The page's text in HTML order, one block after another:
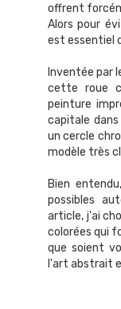
offrent
Alors pour
est essentiel
Inventée par
cette roue
peinture
capitale
un cercle
modèle très
Bien
possibles
article, j'ai
colorées qui
que soient
l'art abstrait